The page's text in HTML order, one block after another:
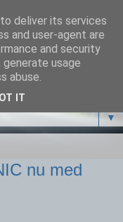
▼
nu med
deliver its services
and user-agent are
and security
usage
abuse.
IT